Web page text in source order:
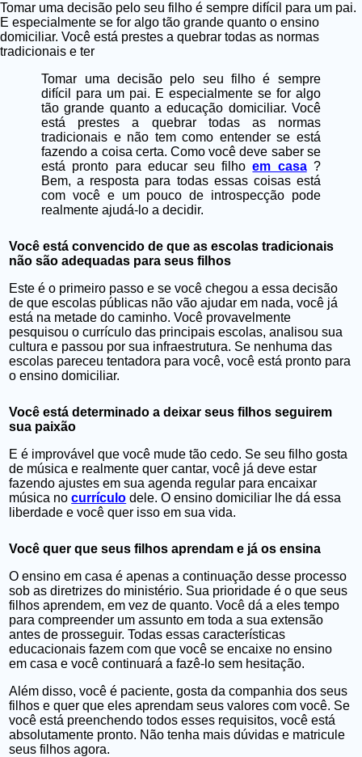
Tomar uma decisão pelo seu filho é sempre difícil para um pai.
E especialmente se for algo tão grande quanto o ensino
domiciliar. Você está prestes a quebrar todas as normas
tradicionais e ter
Tomar uma decisão pelo seu filho é sempre
difícil para um pai. E especialmente se for algo
tão grande quanto a educação domiciliar. Você
está prestes a quebrar todas as normas
tradicionais e não tem como entender se está
fazendo a coisa certa. Como você deve saber se
está pronto para educar seu filhoem casa?
Bem, a resposta para todas essas coisas está
com você e um pouco de introspecção pode
realmente ajudá-lo a decidir.
Você está convencido de que as escolas tradicionais
não são adequadas para seus filhos
Este é o primeiro passo e se você chegou a essa decisão
de que escolas públicas não vão ajudar em nada, você já
está na metade do caminho. Você provavelmente
pesquisou o currículo das principais escolas, analisou sua
cultura e passou por sua infraestrutura. Se nenhuma das
escolas pareceu tentadora para você, você está pronto para
o ensino domiciliar.
Você está determinado a deixar seus filhos seguirem
sua paixão
E é improvável que você mude tão cedo. Se seu filho gosta
de música e realmente quer cantar, você já deve estar
fazendo ajustes em sua agenda regular para encaixar
música nocurrículo dele. O ensino domiciliar lhe dá essa
liberdade e você quer isso em sua vida.
Você quer que seus filhos aprendam e já os ensina
O ensino em casa é apenas a continuação desse processo
sob as diretrizes do ministério. Sua prioridade é o que seus
filhos aprendem, em vez de quanto. Você dá a eles tempo
para compreender um assunto em toda a sua extensão
antes de prosseguir. Todas essas características
educacionais fazem com que você se encaixe no ensino
em casa e você continuará a fazê-lo sem hesitação.
Além disso, você é paciente, gosta da companhia dos seus
filhos e quer que eles aprendam seus valores com você. Se
você está preenchendo todos esses requisitos, você está
absolutamente pronto. Não tenha mais dúvidas e matricule
seus filhos agora.